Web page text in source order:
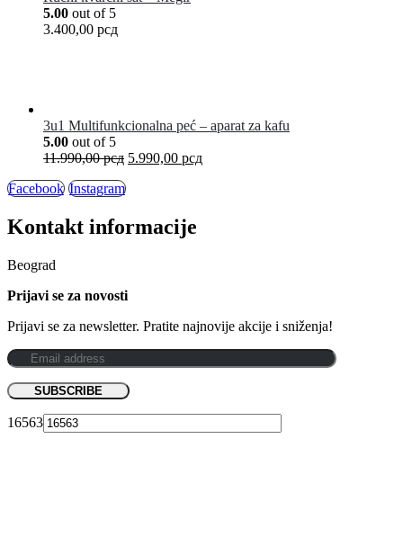
5.00 out of 5
3.400,00 рсд
3u1 Multifunkcionalna peć – aparat za kafu
5.00 out of 5
11.990,00рсд 5.990,00 рсд
Facebook Instagram
Kontakt informacije
Beograd
Prijavi se za novosti
Prijavi se za newsletter. Pratite najnovije akcije i sniženja!
16563